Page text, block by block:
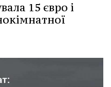
15 євро і